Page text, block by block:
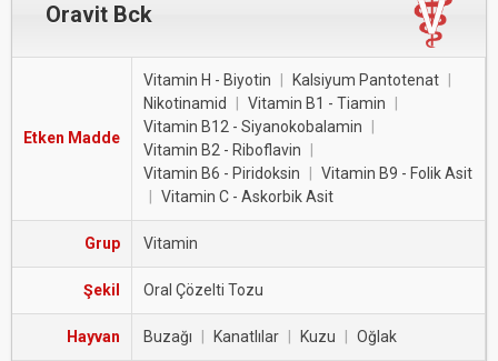
Oravit Bck
Etken Madde
Vitamin H - Biyotin Kalsiyum Pantotenat
Nikotinamid
Vitamin B1 - Tiamin
Vitamin B12 - Siyanokobalamin
Vitamin B2 - Riboflavin
Vitamin B6 - Piridoksin
Vitamin B9 - Folik Asit
Vitamin C - Askorbik Asit
Grup Vitamin
Şekil Oral Çözelti Tozu
Hayvan Buzağı Kanatlılar Kuzu Oğlak